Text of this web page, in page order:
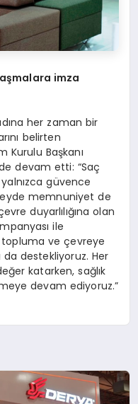
şmalara imza
her zaman bir
belirten
Kurulu Başkanı
devam etti: “Saç
güvence
memnuniyet de
duyarlılığına olan
ile
ve çevreye
destekliyoruz. Her
katarken, sağlık
devam ediyoruz.”